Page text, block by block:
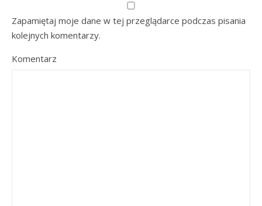
Zapamiętaj moje dane w tej przeglądarce podczas pisania
kolejnych komentarzy.
Komentarz